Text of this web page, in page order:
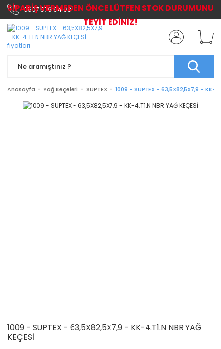
0507 576 64 03
Anasayfa Yağ Keçeleri SUPTEX 1009 - SUPTEX - 63,5X82,5X7,9 - KK-
1009 - SUPTEX - 63,5X82,5X7,9 - KK-4.T1.N NBR YAĞ
KEÇESİ
SİPARİŞ VERMEDEN ÖNCE LÜTFEN STOK DURUMUNU
TEYİT EDİNİZ!